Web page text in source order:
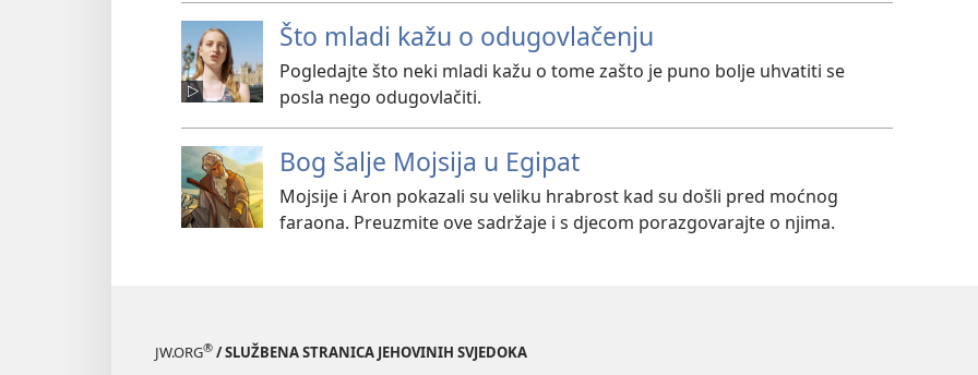
Što mladi kažu o odugovlačenju
Pogledajte što neki mladi kažu o tome zašto je puno bolje uhvatiti se
posla nego odugovlačiti.
Bog šalje Mojsija u Egipat
Mojsije i Aron pokazali su veliku hrabrost kad su došli pred moćnog
faraona. Preuzmite ove sadržaje i s djecom porazgovarajte o njima.
JW.ORG® / SLUŽBENA STRANICA JEHOVINIH SVJEDOKA